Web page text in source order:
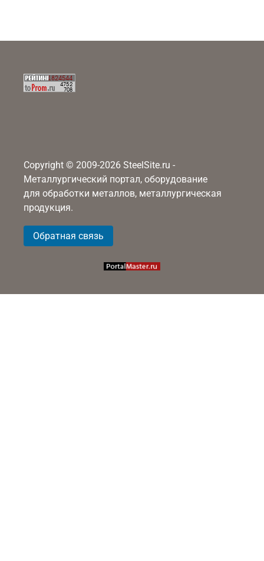
Copyright © 2009-2026 SteelSite.ru -
Металлургический портал, оборудование
для обработки металлов, металлургическая
продукция.
Обратная связь